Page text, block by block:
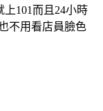
101而且24小時
不用看店員臉色